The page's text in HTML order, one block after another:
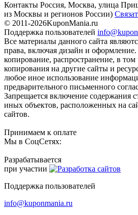
Контакты Россия, Москва, улица
из Москвы и регионов России)
© 2011-2026KuponMania.ru
Поддержка пользователей
Все материалы данного сайта
права, включая дизайн и
копирование, распространение, в том
копирования на другие сайты и
любое иное использование
предварительного письменного
Запрещается включение содержания
иных объектов, расположенных на
сайтов.
Принимаем к оплате
Мы в СоцСетях:
Разрабатывается
при участии
Поддержка пользователей
info@kuponmania.ru